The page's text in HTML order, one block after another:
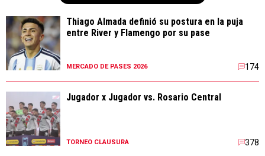
Thiago Almada definió su postura en la puja
entre River y Flamengo por su pase
MERCADO DE PASES 2026 174
Jugador x Jugador vs. Rosario Central
TORNEO CLAUSURA 378